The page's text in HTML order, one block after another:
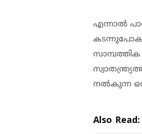
എന്നാൽ
സാമ്പത്തിക
നൽകുന്ന
Also Read: